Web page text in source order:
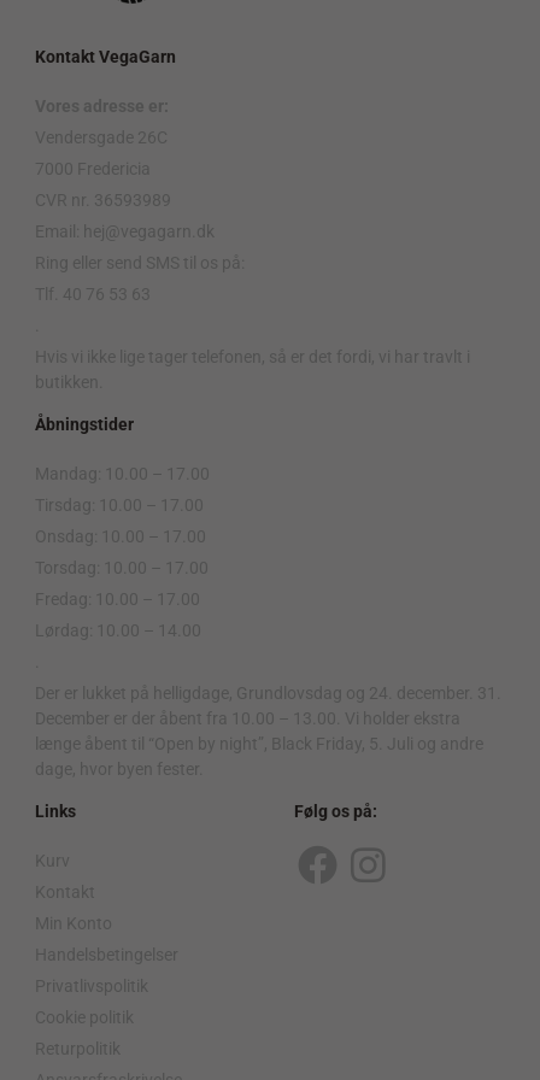
Kontakt VegaGarn
Vores adresse er:
Vendersgade 26C
7000 Fredericia
CVR nr. 36593989
Email: hej@vegagarn.dk
Ring eller send SMS til os på:
Tlf. 40 76 53 63
Hvis vi ikke lige tager telefonen, så er det fordi, vi har travlt i
butikken.
Åbningstider
Mandag: 10.00 – 17.00
Tirsdag: 10.00 – 17.00
Onsdag: 10.00 – 17.00
Torsdag: 10.00 – 17.00
Fredag: 10.00 – 17.00
Lørdag: 10.00 – 14.00
Der er lukket på helligdage, Grundlovsdag og 24. december. 31.
December er der åbent fra 10.00 – 13.00. Vi holder ekstra
længe åbent til “Open by night”, Black Friday, 5. Juli og andre
dage, hvor byen fester.
Links
Kurv
Kontakt
Min Konto
Handelsbetingelser
Privatlivspolitik
Cookie politik
Returpolitik
Følg os på:
F
I